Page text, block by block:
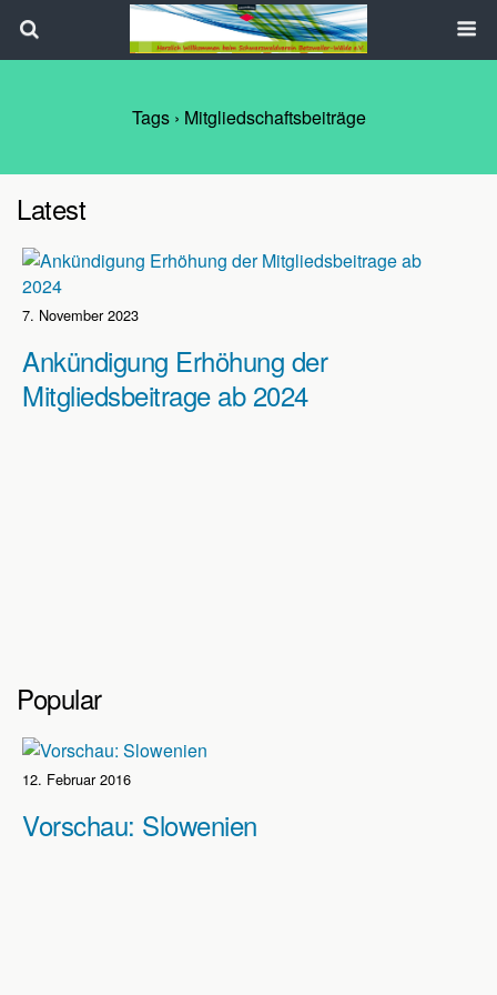
Tags › Mitgliedschaftsbeiträge
Latest
7. November 2023
Ankündigung Erhöhung der
Mitgliedsbeitrage ab 2024
Popular
12. Februar 2016
Vorschau: Slowenien